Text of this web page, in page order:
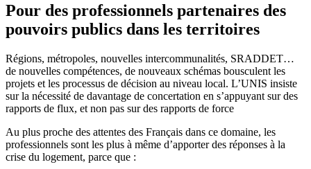
Pour des professionnels partenaires des
pouvoirs publics dans les territoires
Régions, métropoles, nouvelles intercommunalités, SRADDET…
de nouvelles compétences, de nouveaux schémas bousculent les
projets et les processus de décision au niveau local. L’UNIS insiste
sur la nécessité de davantage de concertation en s’appuyant sur des
rapports de flux, et non pas sur des rapports de force
Au plus proche des attentes des Français dans ce domaine, les
professionnels sont les plus à même d’apporter des réponses à la
crise du logement, parce que :